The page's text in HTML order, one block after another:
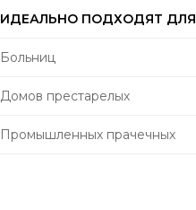
ИДЕАЛЬНО ПОДХОДЯТ ДЛЯ
Больниц
Домов престарелых
Промышленных прачечных